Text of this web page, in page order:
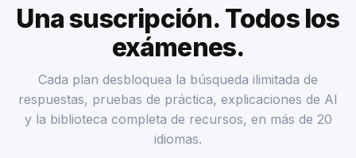
Una suscripción. Todos los
exámenes.
Cada plan desbloquea la búsqueda ilimitada de
respuestas, pruebas de práctica, explicaciones de AI
y la biblioteca completa de recursos, en más de 20
idiomas.